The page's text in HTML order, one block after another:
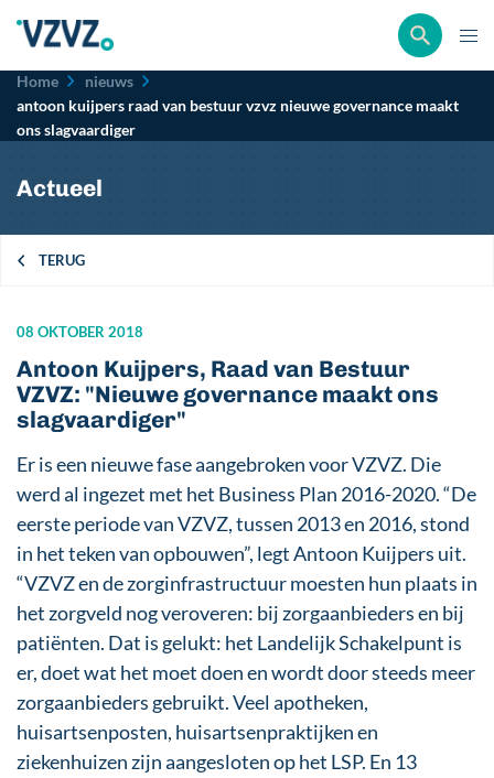
Kruimelpad
Home
nieuws
antoon kuijpers raad van bestuur vzvz nieuwe governance maakt
ons slagvaardiger
Actueel
TERUG
08 OKTOBER 2018
Antoon Kuijpers, Raad van Bestuur
VZVZ: "Nieuwe governance maakt ons
slagvaardiger"
Er is een nieuwe fase aangebroken voor VZVZ. Die
werd al ingezet met het Business Plan 2016-2020. “De
eerste periode van VZVZ, tussen 2013 en 2016, stond
in het teken van opbouwen”, legt Antoon Kuijpers uit.
“VZVZ en de zorginfrastructuur moesten hun plaats in
het zorgveld nog veroveren: bij zorgaanbieders en bij
patiënten. Dat is gelukt: het Landelijk Schakelpunt is
er, doet wat het moet doen en wordt door steeds meer
zorgaanbieders gebruikt. Veel apotheken,
huisartsenposten, huisartsenpraktijken en
ziekenhuizen zijn aangesloten op het LSP. En 13